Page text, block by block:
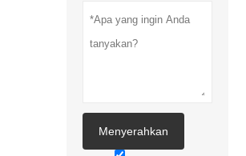
Menyerahkan